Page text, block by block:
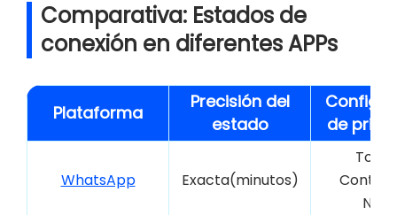
Comparativa: Estados de
conexión en diferentes APPs
Plataforma
Precisión del
estado
de
WhatsApp Exacta(minutos)